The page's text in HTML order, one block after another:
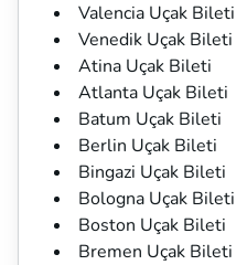
Valencia Uçak Bileti
Venedik Uçak Bileti
Atina Uçak Bileti
Atlanta Uçak Bileti
Batum Uçak Bileti
Berlin Uçak Bileti
Bingazi Uçak Bileti
Bologna Uçak Bileti
Boston Uçak Bileti
Bremen Uçak Bileti